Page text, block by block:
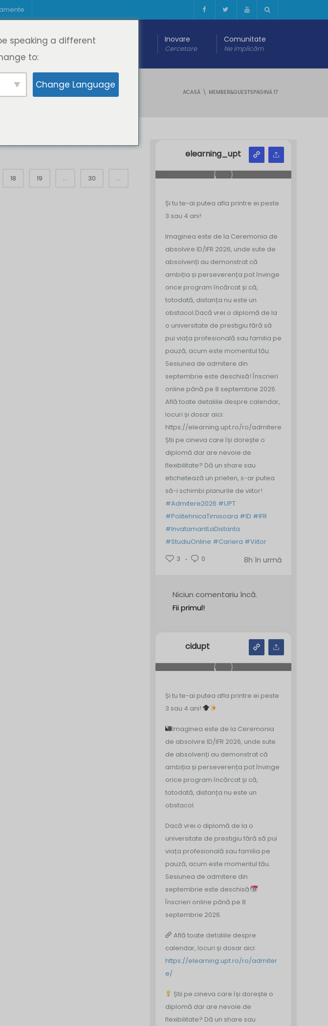
Educație
Oferta de cursuri
Educație digitală Inovare
Cercetare
Comunitate
Ne implicăm
ACASĂ MEMBER&GUESTSPAGINĂ 17
18 19 ... 30 ...
elearning_upt
Și tu te-ai putea afla printre ei peste
3 sau 4 ani!
Imaginea este de la Ceremonia de
absolvire ID/IFR 2026, unde sute de
absolvenți au demonstrat că
ambiția și perseverența pot învinge
orice program încărcat și că,
totodată, distanța nu este un
obstacol.Dacă vrei o diplomă de la
o universitate de prestigiu fără să
pui viața profesională sau familia pe
pauză, acum este momentul tău.
Sesiunea de admitere din
septembrie este deschisă! Înscrieri
online până pe 8 septembrie 2026.
Află toate detaliile despre calendar,
locuri și dosar aici:
https://elearning.upt.ro/ro/admitere/
Știi pe cineva care își dorește o
diplomă dar are nevoie de
flexibilitate? Dă un share sau
etichetează un prieten, s-ar putea
să-i schimbi planurile de viitor!
#Admitere2026 #UPT
#PolitehnicaTimisoara #ID #IFR
#InvatamantLaDistanta
#StudiuOnline #Cariera #Viitor
3
0 8h în urmă
Niciun comentariu încă.
Fii primul!
cidupt
Și tu te-ai putea afla printre ei peste
3 sau 4 ani!
Imaginea este de la Ceremonia
de absolvire ID/IFR 2026, unde sute
de absolvenți au demonstrat că
ambiția și perseverența pot învinge
orice program încărcat și că,
totodată, distanța nu este un
obstacol.
Dacă vrei o diplomă de la o
universitate de prestigiu fără să pui
viața profesională sau familia pe
pauză, acum este momentul tău.
Sesiunea de admitere din
septembrie este deschisă!
Înscrieri online până pe 8
septembrie 2026.
Află toate detaliile despre
calendar, locuri și dosar aici:
https://elearning.upt.ro/ro/admiter
e/
Știi pe cineva care își dorește o
diplomă dar are nevoie de
flexibilitate? Dă un share sau
speaking a different
to:
Change Language